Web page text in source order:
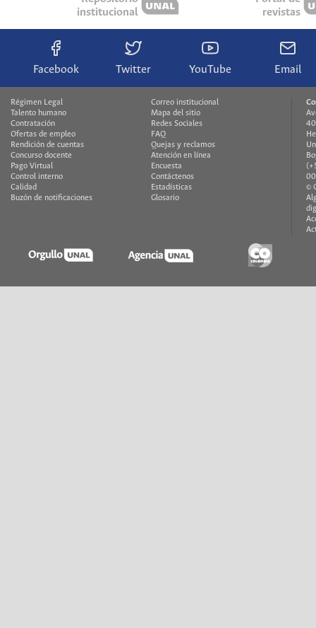
institucional
revistas
Facebook Twitter YouTube Email
Régimen Legal
Talento humano
Contratación
Ofertas de empleo
Rendición de cuentas
Concurso docente
Pago Virtual
Control interno
Calidad
Buzón de notificaciones
Correo institucional
Mapa del sitio
Redes Sociales
FAQ
Quejas y reclamos
Atención en línea
Encuesta
Contáctenos
Estadísticas
Glosario
©